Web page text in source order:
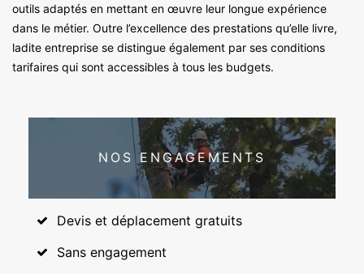
outils adaptés en mettant en œuvre leur longue expérience
dans le métier. Outre l’excellence des prestations qu’elle livre,
ladite entreprise se distingue également par ses conditions
tarifaires qui sont accessibles à tous les budgets.
NOS ENGAGEMENTS
Devis et déplacement gratuits
Sans engagement